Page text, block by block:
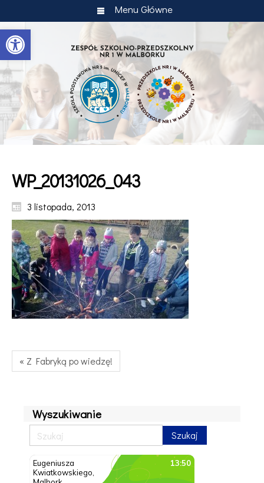
Otwórz pasek narzędzi
Menu Główne
WP_20131026_043
3 listopada, 2013
« Z Fabryką po wiedzę!
Wyszukiwanie